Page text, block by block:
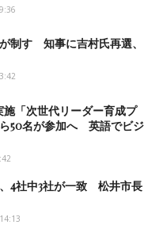
制す 知事に吉村氏再選、
施「次世代リーダー育成プ
50名が参加へ 英語でビジ
4社中3社が一致 松井市長